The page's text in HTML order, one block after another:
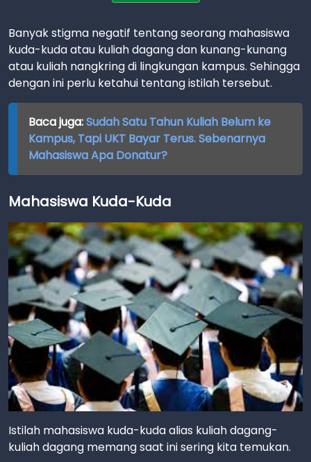
Banyak stigma negatif tentang seorang mahasiswa
kuda-kuda atau kuliah dagang dan kunang-kunang
atau kuliah nangkring di lingkungan kampus. Sehingga
dengan ini perlu ketahui tentang istilah tersebut.
Baca juga:Sudah Satu Tahun Kuliah Belum ke
Kampus, Tapi UKT Bayar Terus. Sebenarnya
Mahasiswa Apa Donatur?
Mahasiswa Kuda-Kuda
Istilah mahasiswa kuda-kuda alias kuliah dagang-
kuliah dagang memang saat ini sering kita temukan.